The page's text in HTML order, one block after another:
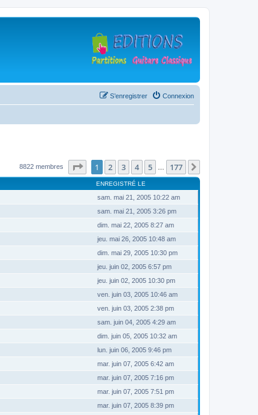
Connexion
S’enregistrer
8822 membres Page sur177
1 2 3 4 5 177
ENREGISTRÉ LE
sam. mai 21, 2005 10:22 am
sam. mai 21, 2005 3:26 pm
dim. mai 22, 2005 8:27 am
jeu. mai 26, 2005 10:48 am
dim. mai 29, 2005 10:30 pm
jeu. juin 02, 2005 6:57 pm
jeu. juin 02, 2005 10:30 pm
ven. juin 03, 2005 10:46 am
ven. juin 03, 2005 2:38 pm
sam. juin 04, 2005 4:29 am
dim. juin 05, 2005 10:32 am
lun. juin 06, 2005 9:46 pm
mar. juin 07, 2005 6:42 am
mar. juin 07, 2005 7:16 pm
mar. juin 07, 2005 7:51 pm
mar. juin 07, 2005 8:39 pm